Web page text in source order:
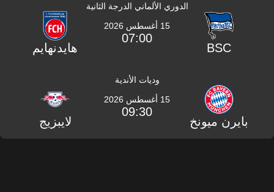
الدوري الألماني الدرجة الثانية
BSC
15 أغسطس 2026
07:00
هايدنهايم
وديات الأندية
بايرن ميونخ
15 أغسطس 2026
09:30
لايبزيج